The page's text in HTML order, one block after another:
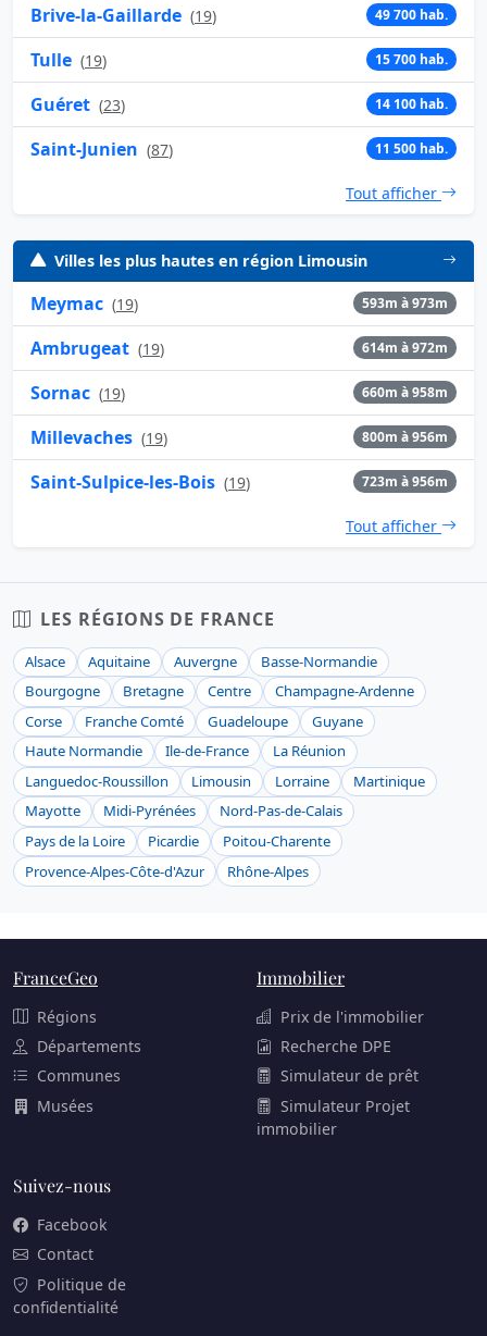
Brive-la-Gaillarde (19) 49 700 hab.
Tulle (19) 15 700 hab.
Guéret (23) 14 100 hab.
Saint-Junien (87) 11 500 hab.
Tout afficher
Villes les plus hautes en région Limousin
Meymac (19) 593m à 973m
Ambrugeat (19) 614m à 972m
Sornac (19) 660m à 958m
Millevaches (19) 800m à 956m
Saint-Sulpice-les-Bois (19) 723m à 956m
Tout afficher
LES RÉGIONS DE FRANCE
Alsace Aquitaine Auvergne
Basse-Normandie
Bourgogne
Bretagne Centre
Champagne-Ardenne
Corse
Franche Comté Guadeloupe
Guyane
Haute Normandie
Ile-de-France
La Réunion
Languedoc-Roussillon
Limousin Lorraine
Martinique
Mayotte
Midi-Pyrénées
Nord-Pas-de-Calais
Pays de la Loire
Picardie
Poitou-Charente
Provence-Alpes-Côte-d'Azur
Rhône-Alpes
FranceGeo
Régions
Départements
Communes
Musées
Immobilier
Prix de l'immobilier
Recherche DPE
Simulateur de prêt
Simulateur Projet
immobilier
Suivez-nous
Facebook
Contact
Politique de
confidentialité